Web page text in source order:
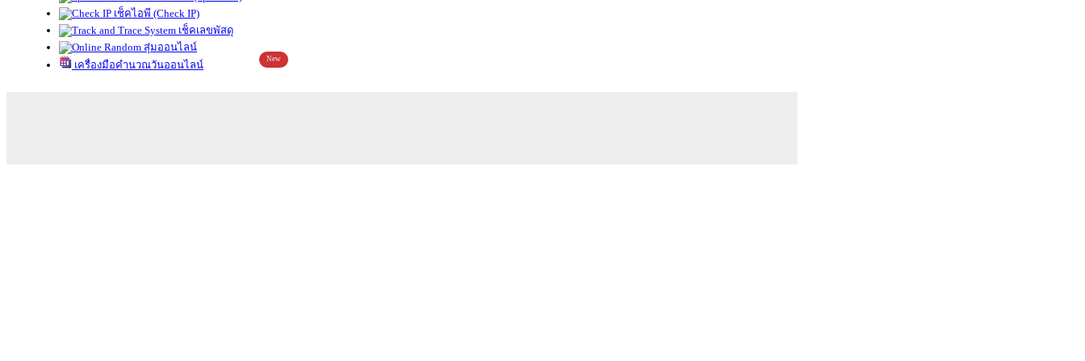
เช็คไอพี (Check IP)
เช็คเลขพัสดุ
สุ่มออนไลน์
เครื่องมือคำนวณวันออนไลน์
New